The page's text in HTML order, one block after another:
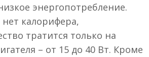
энергопотребление.
нет калорифера,
тратится только на
– от 15 до 40 Вт. Кроме